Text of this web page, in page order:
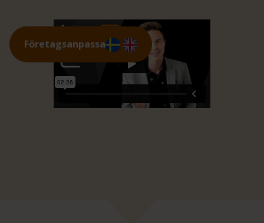
Företagsanpassa